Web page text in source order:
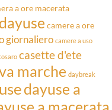
a ore macerata
camere a ore
giornaliero camere a uso
casette d'ete
marche daybreak
dayuse a